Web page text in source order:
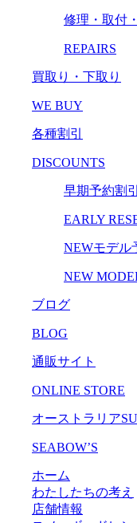
修理・取付
REPAIRS
買取り・下取り
WE BUY
各種割引
DISCOUNTS
早期予約割
EARLY
NEWモデル
NEW
ブログ
BLOG
通販サイト
ONLINE STORE
オーストラリア
SEABOW’S
ホーム
わたしたちの考え
店舗情報